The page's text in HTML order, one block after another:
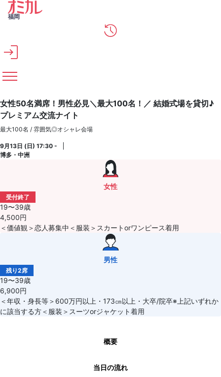
メインコンテンツへスキップ
福岡
女性50名満席！男性必見＼最大100名！／ 結婚式場を貸切♪
プレミアム交流ナイト
最大100名 / 雰囲気◎オシャレ会場
9月13日 (日) 17:30 -
博多・中洲
女性
受付終了
19〜39歳
4,500円
＜価値観＞恋人募集中＜服装＞スカートorワンピース着用
男性
残り2席
19〜39歳
6,900円
＜年収・身長等＞600万円以上・173㎝以上・大卒/院卒※上記いずれか
に該当する方＜服装＞スーツorジャケット着用
概要
当日の流れ